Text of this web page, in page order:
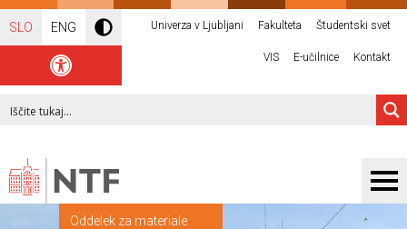
SLO ENG Univerza v Ljubljani Fakulteta Študentski svet
VIS E-učilnice Kontakt
Oddelek za materiale